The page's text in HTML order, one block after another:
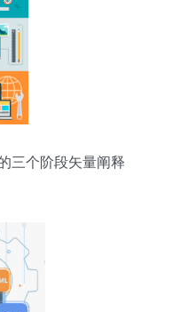
三个阶段矢量阐释